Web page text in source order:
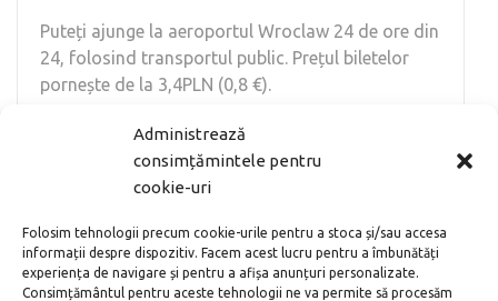
Administrează
consimțămintele pentru
cookie-uri
Folosim tehnologii precum cookie-urile pentru a stoca și/sau accesa
informații despre dispozitiv. Facem acest lucru pentru a îmbunătăți
experiența de navigare și pentru a afișa anunțuri personalizate.
Consimțământul pentru aceste tehnologii ne va permite să procesăm
Puteți ajunge la aeroportul Wroclaw 24 de ore din
24, folosind transportul public. Prețul biletelor
pornește de la 3,4PLN (0,8 €).
MAI DEPARTE
ARTICOLE POPULARE
Noul aeroport din Istanbul – cum ajung în
centru